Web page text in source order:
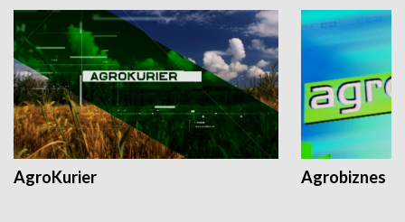
AgroKurier Agrobiznes